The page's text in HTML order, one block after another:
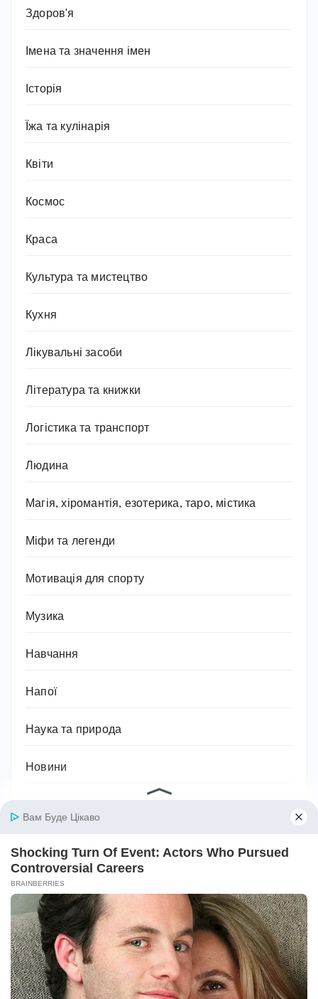
Здоров'я
Імена та значення імен
Історія
Їжа та кулінарія
Квіти
Космос
Краса
Культура та мистецтво
Кухня
Лікувальні засоби
Література та книжки
Логістика та транспорт
Людина
Магія, хіромантія, езотерика, таро, містика
Міфи та легенди
Мотивація для спорту
Музика
Навчання
Напої
Наука та природа
Новини
Паразити
Підприємництво та бізнес
Побутова техніка
Подарунки